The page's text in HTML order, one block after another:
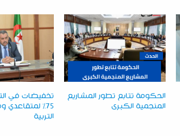
الحكومة تتابع تطور المشاريع
المنجمية الكبرى
تخفيضات في
75%
التربية